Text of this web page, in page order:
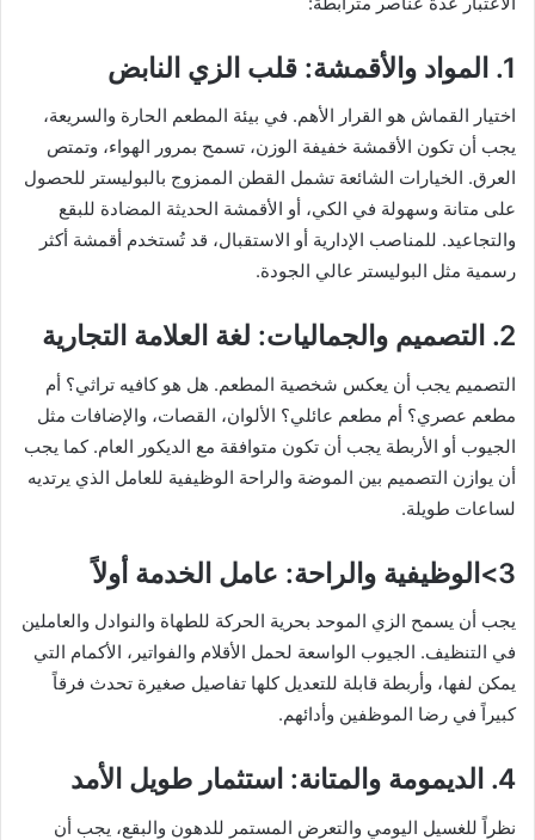
1. المواد والأقمشة: قلب الزي النابض
اختيار القماش هو القرار الأهم. في بيئة المطعم الحارة والسريعة،
يجب أن تكون الأقمشة خفيفة الوزن، تسمح بمرور الهواء، وتمتص
العرق. الخيارات الشائعة تشمل القطن الممزوج بالبوليستر للحصول
على متانة وسهولة في الكي، أو الأقمشة الحديثة المضادة للبقع
والتجاعيد. للمناصب الإدارية أو الاستقبال، قد تُستخدم أقمشة أكثر
رسمية مثل البوليستر عالي الجودة.
2. التصميم والجماليات: لغة العلامة التجارية
التصميم يجب أن يعكس شخصية المطعم. هل هو كافيه تراثي؟ أم
مطعم عصري؟ أم مطعم عائلي؟ الألوان، القصات، والإضافات مثل
الجيوب أو الأربطة يجب أن تكون متوافقة مع الديكور العام. كما يجب
أن يوازن التصميم بين الموضة والراحة الوظيفية للعامل الذي يرتديه
لساعات طويلة.
3>الوظيفية والراحة: عامل الخدمة أولاً
يجب أن يسمح الزي الموحد بحرية الحركة للطهاة والنوادل والعاملين
في التنظيف. الجيوب الواسعة لحمل الأقلام والفواتير، الأكمام التي
يمكن لفها، وأربطة قابلة للتعديل كلها تفاصيل صغيرة تحدث فرقاً
كبيراً في رضا الموظفين وأدائهم.
4. الديمومة والمتانة: استثمار طويل الأمد
نظراً للغسيل اليومي والتعرض المستمر للدهون والبقع، يجب أن